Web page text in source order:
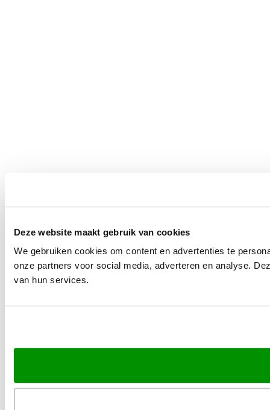
Deze website maakt gebruik van cookies
We gebruiken cookies om content en advertenties te
onze partners voor social media, adverteren en analyse.
van hun services.